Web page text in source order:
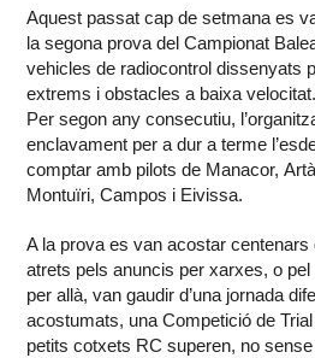
Aquest passat cap de setmana es
la segona prova del Campionat
vehicles de radiocontrol dissenyats
extrems i obstacles a baixa velocitat.
Per segon any consecutiu,
enclavament per a dur a terme
comptar amb pilots de Manacor,
Montuïri, Campos i Eivissa.
A la prova es van acostar
atrets pels anuncis per xarxes, o pel
per allà, van gaudir d’una jornada
acostumats, una Competició de
petits cotxets RC superen, no